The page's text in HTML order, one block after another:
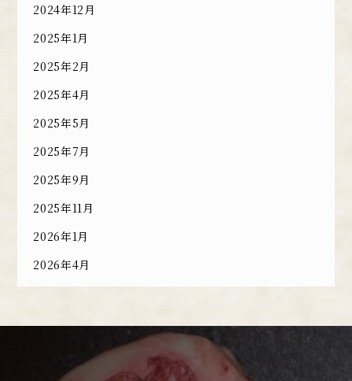
2024年12月
2025年1月
2025年2月
2025年4月
2025年5月
2025年7月
2025年9月
2025年11月
2026年1月
2026年4月